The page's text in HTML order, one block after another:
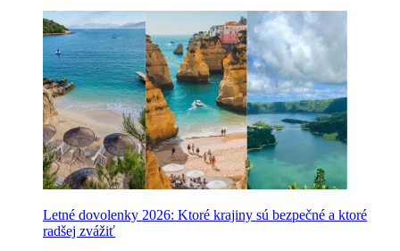
Letné dovolenky 2026: Ktoré krajiny sú bezpečné a ktoré
radšej zvážiť